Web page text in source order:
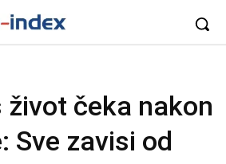
život čeka nakon
Sve zavisi od